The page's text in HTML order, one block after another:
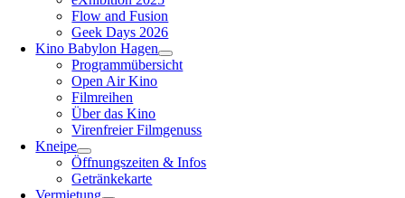
Flow and Fusion
Geek Days 2026
Kino Babylon Hagen
Programmübersicht
Open Air Kino
Filmreihen
Über das Kino
Virenfreier Filmgenuss
Kneipe
Öffnungszeiten & Infos
Getränkekarte
Vermietung